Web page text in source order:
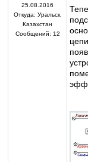
25.08.2016
Откуда: Уральск,
Казахстан
Сообщений: 12